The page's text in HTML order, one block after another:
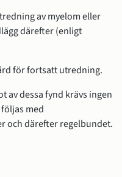
av myelom eller
därefter (enligt
för fortsatt utredning.
av dessa fynd krävs ingen
med
och därefter regelbundet.